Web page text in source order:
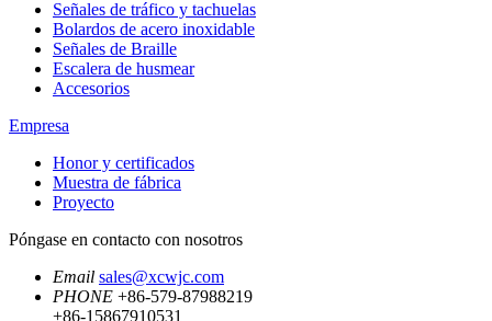
Señales de tráfico y tachuelas
Bolardos de acero inoxidable
Señales de Braille
Escalera de husmear
Accesorios
Empresa
Honor y certificados
Muestra de fábrica
Proyecto
Póngase en contacto con nosotros
Email sales@xcwjc.com
PHONE +86-579-87988219
+86-15867910531